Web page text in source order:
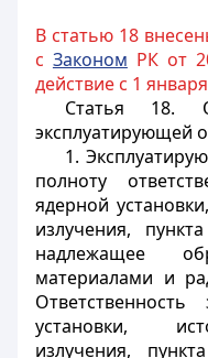
В статью 18
с Законом РК от
действие с 1
Статья 18.
эксплуатирующей
1.
полноту
ядерной
излучения,
надлежащее
материалами и
установки,
излучения,